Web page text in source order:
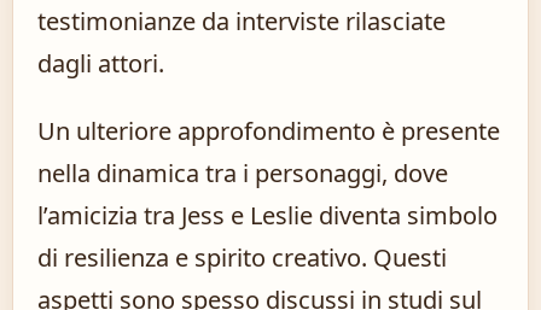
testimonianze da interviste rilasciate
dagli attori.
Un ulteriore approfondimento è presente
nella dinamica tra i personaggi, dove
l’amicizia tra Jess e Leslie diventa simbolo
di resilienza e spirito creativo. Questi
aspetti sono spesso discussi in studi sul